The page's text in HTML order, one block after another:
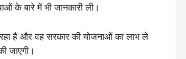
के बारे में भी जानकारी ली।
है और वह सरकार की योजनाओं का लाभ ले
जाएगी।